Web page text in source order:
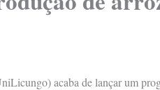
acaba de lançar um